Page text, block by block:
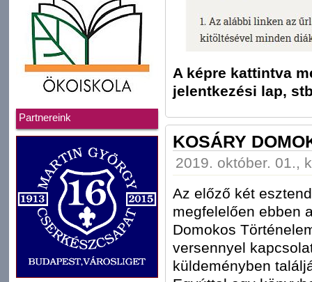
Partnereink
A képre kattintva
jelentkezési lap,
KOSÁRY
2019. október. 01.,
Az előző két
megfelelően ebben
Domokos
versennyel
küldeményben